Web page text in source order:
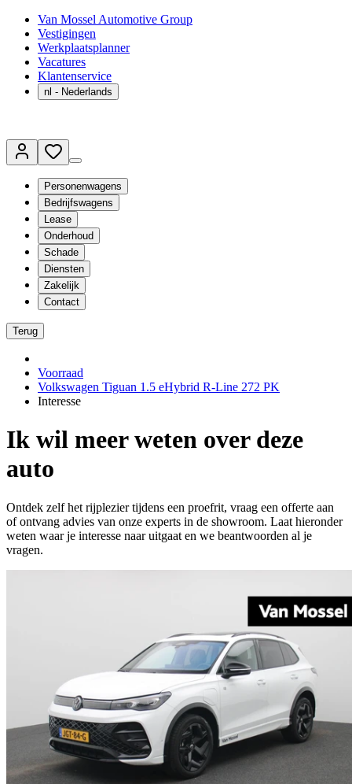
Van Mossel Automotive Group
Vestigingen
Werkplaatsplanner
Vacatures
Klantenservice
nl - Nederlands
Personenwagens
Bedrijfswagens
Lease
Onderhoud
Schade
Diensten
Zakelijk
Contact
Terug
Voorraad
Volkswagen Tiguan 1.5 eHybrid R-Line 272 PK
Interesse
Ik wil meer weten over deze
auto
Ontdek zelf het rijplezier tijdens een proefrit, vraag een offerte aan
of ontvang advies van onze experts in de showroom. Laat hieronder
weten waar je interesse naar uitgaat en we beantwoorden al je
vragen.